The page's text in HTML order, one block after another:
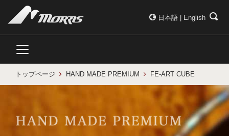
日本語 English
トップページ HAND MADE PREMIUM FE-ART CUBE